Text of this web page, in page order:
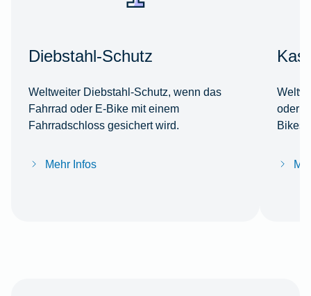
Diebstahl-Schutz
Weltweiter Diebstahl-Schutz, wenn das
Fahrrad oder E-Bike mit einem
Fahrradschloss gesichert wird.
Mehr Infos
oder
Bikes